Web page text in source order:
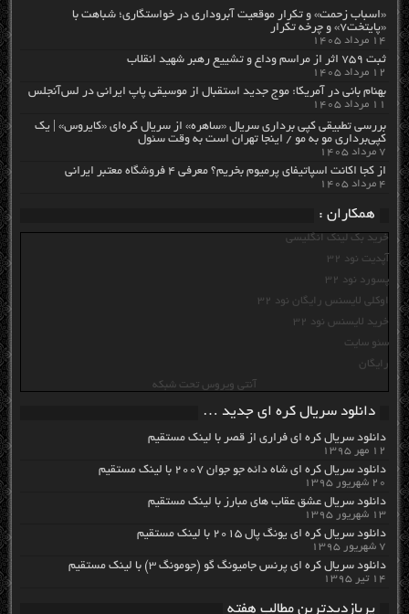
«اسباب زحمت» و تکرار موقعیت آبروداری در خواستگاری؛ شباهت با
«پایتخت۷» و چرخه تکرار
۱۴ مرداد ۱۴۰۵
ثبت ۷۵۹ اثر از مراسم وداع و تشییع رهبر شهید انقلاب
۱۲ مرداد ۱۴۰۵
بهنام بانی در آمریکا: موج جدید استقبال از موسیقی پاپ ایرانی در لس‌آنجلس
۱۱ مرداد ۱۴۰۵
بررسی تطبیقی کپی برداری سریال «ساهره» از سریال کره‌ای «کایروس» | یک
کپی‌برداری مو به مو / اینجا تهران است به وقت سئول
۷ مرداد ۱۴۰۵
از کجا اکانت اسپاتیفای پرمیوم بخریم؟ معرفی ۴ فروشگاه معتبر ایرانی
۴ مرداد ۱۴۰۵
همکاران :
خرید بک لینک انگلیسی
آپدیت نود 32
پسورد نود 32
اوکلی لایسنس رایگان نود 32
خرید لایسنس نود 32
سئو سایت
رایگان
آنتی ویروس تحت شبکه
دانلود سریال کره ای جدید …
دانلود سریال کره ای فراری از قصر با لینک مستقیم
۱۲ مهر ۱۳۹۵
دانلود سریال کره ای شاه دائه جو جوان ۲۰۰۷ با لینک مستقیم
۲۰ شهریور ۱۳۹۵
دانلود سریال عشق عقاب های مبارز با لینک مستقیم
۱۳ شهریور ۱۳۹۵
دانلود سریال کره ای یونگ پال ۲۰۱۵ با لینک مستقیم
۷ شهریور ۱۳۹۵
دانلود سریال کره ای پرنس جامیونگ گو (جومونگ ۳) با لینک مستقیم
۱۴ تیر ۱۳۹۵
پربازدیدترین مطالب هفته